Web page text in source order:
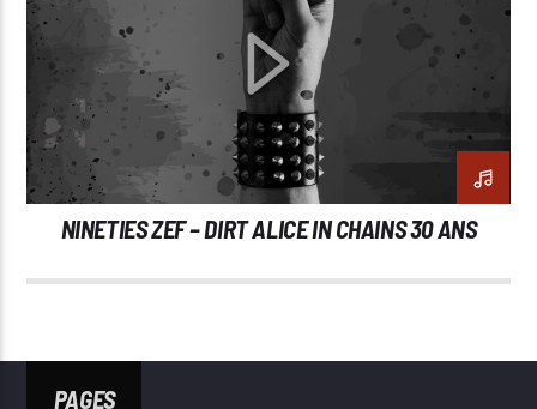
NINETIES ZEF – DIRT ALICE IN CHAINS 30 ANS
PAGES